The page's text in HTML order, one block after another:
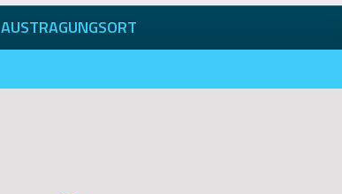
AUSTRAGUNGSORT